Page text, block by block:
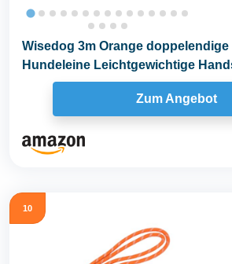
Wisedog 3m Orange
Hundeleine Leichtgewichtige
Hund...
Zum Angebot
10